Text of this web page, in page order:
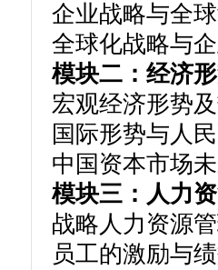
企业战略与全
全球化战略与
模块二：经济
宏观经济形势
国际形势与人
中国资本市场
模块三：人力
战略人力资源
员工的激励与